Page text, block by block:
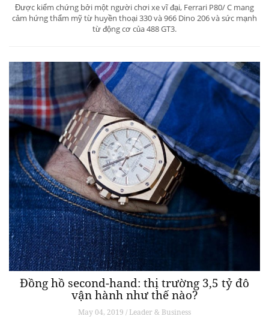
Được kiểm chứng bởi một người chơi xe vĩ đại, Ferrari P80/ C mang
cảm hứng thẩm mỹ từ huyền thoại 330 và 966 Dino 206 và sức mạnh
từ động cơ của 488 GT3.
Đồng hồ second-hand: thị trường 3,5 tỷ đô
vận hành như thế nào?
May 04, 2019 / Leader & Business